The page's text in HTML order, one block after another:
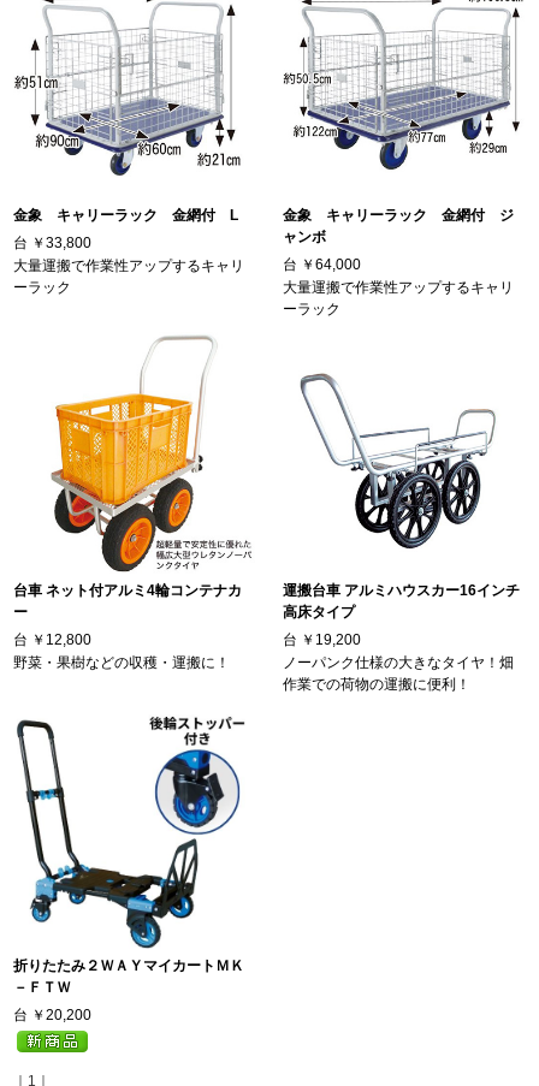
金象 キャリーラック 金網付 L
台 ￥33,800
大量運搬で作業性アップするキャリ
ーラック
金象 キャリーラック 金網付 ジ
ャンボ
台 ￥64,000
大量運搬で作業性アップするキャリ
ーラック
台車 ネット付アルミ4輪コンテナカ
ー
台 ￥12,800
野菜・果樹などの収穫・運搬に！
運搬台車 アルミハウスカー16インチ
高床タイプ
台 ￥19,200
ノーパンク仕様の大きなタイヤ！畑
作業での荷物の運搬に便利！
折りたたみ２ＷＡＹマイカートＭＫ
－ＦＴＷ
台 ￥20,200
｜1｜